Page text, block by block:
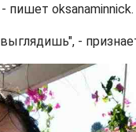
пишет oksanaminnick.
-